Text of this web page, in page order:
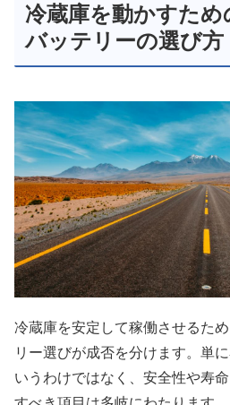
冷蔵庫を動かすた
バッテリーの選び方
冷蔵庫を安定して稼働させるた
リー選びが成否を分けます。単
いうわけではなく、安全性や寿